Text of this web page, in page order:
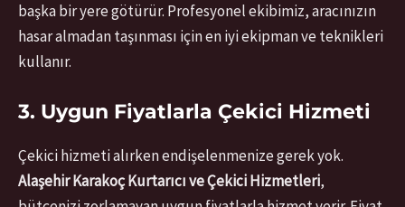
başka bir yere götürür. Profesyonel ekibimiz, aracınızın
hasar almadan taşınması için en iyi ekipman ve teknikleri
kullanır.
3. Uygun Fiyatlarla Çekici Hizmeti
Çekici hizmeti alırken endişelenmenize gerek yok.
Alaşehir Karakoç Kurtarıcı ve Çekici Hizmetleri,